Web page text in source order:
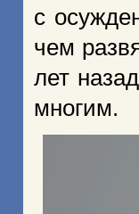
с
чем
лет
многим.